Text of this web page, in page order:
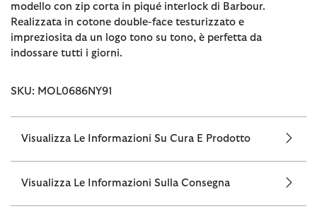
modello con zip corta in piqué interlock di Barbour.
Realizzata in cotone double-face testurizzato e
impreziosita da un logo tono su tono, è perfetta da
indossare tutti i giorni.
SKU: MOL0686NY91
Visualizza Le Informazioni Su Cura E Prodotto
Visualizza Le Informazioni Sulla Consegna